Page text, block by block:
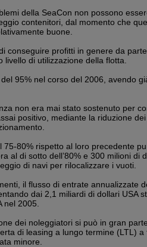
della SeaCon non possono
contenitori, dal momento che
buone.
conseguire profitti in genere da
di utilizzazione della flotta.
95% nel corso del 2006, avendo
non era mai stato sostenuto per
positivo, mediante la riduzione
75-80% rispetto al loro precedente
al di sotto dell’80% e 300 milioni di
di navi per rilocalizzare i vuoti.
il flusso di entrate annualizzate
dai 2,1 miliardi di dollari USA
nel 2005.
dei noleggiatori si può in gran
di leasing a lungo termine (LTL)
minore.